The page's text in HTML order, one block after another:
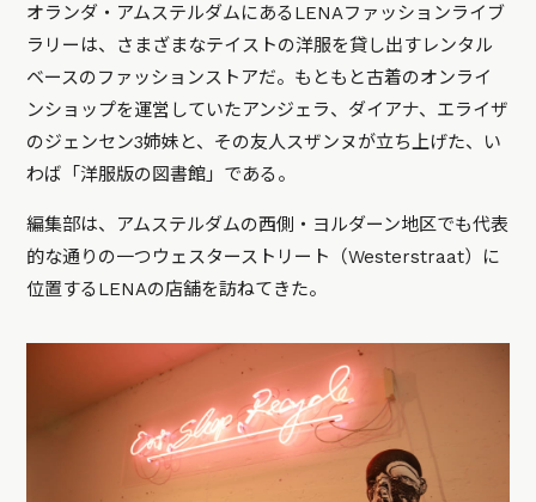
オランダ・アムステルダムにあるLENAファッションライブ
ラリーは、さまざまなテイストの洋服を貸し出すレンタル
ベースのファッションストアだ。もともと古着のオンライ
ンショップを運営していたアンジェラ、ダイアナ、エライザ
のジェンセン3姉妹と、その友人スザンヌが立ち上げた、い
わば「洋服版の図書館」である。
編集部は、アムステルダムの西側・ヨルダーン地区でも代表
的な通りの一つウェスターストリート（Westerstraat）に
位置するLENAの店舗を訪ねてきた。